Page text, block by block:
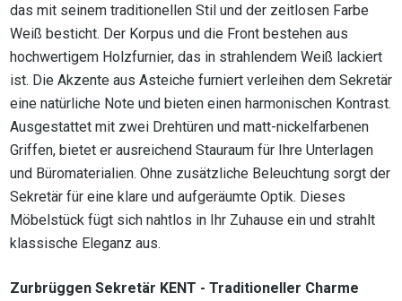
das mit seinem traditionellen Stil und der zeitlosen Farbe
Weiß besticht. Der Korpus und die Front bestehen aus
hochwertigem Holzfurnier, das in strahlendem Weiß lackiert
ist. Die Akzente aus Asteiche furniert verleihen dem Sekretär
eine natürliche Note und bieten einen harmonischen Kontrast.
Ausgestattet mit zwei Drehtüren und matt-nickelfarbenen
Griffen, bietet er ausreichend Stauraum für Ihre Unterlagen
und Büromaterialien. Ohne zusätzliche Beleuchtung sorgt der
Sekretär für eine klare und aufgeräumte Optik. Dieses
Möbelstück fügt sich nahtlos in Ihr Zuhause ein und strahlt
klassische Eleganz aus.
Zurbrüggen Sekretär KENT - Traditioneller Charme